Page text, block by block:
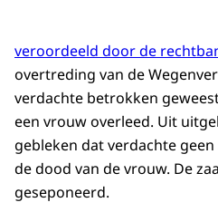
veroordeeld door de
overtreding van de
verdachte betrokken
een vrouw overleed. Uit
gebleken dat verdachte
de dood van de vrouw. De
geseponeerd.